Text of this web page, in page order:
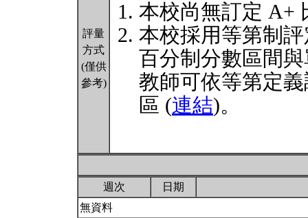
評量
方式
(僅供
參考)
本校尚無訂定 A+
本校採用等第制
百分制分數區間
教師可依等第定
區 (連結)。
週次
日期
無資料